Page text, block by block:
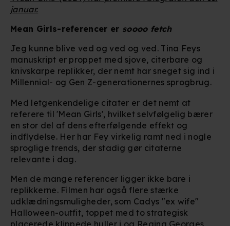
januar.
Mean Girls-referencer er soooo fetch
Jeg kunne blive ved og ved og ved. Tina Feys
manuskript er proppet med sjove, citerbare og
knivskarpe replikker, der nemt har sneget sig ind i
Millennial- og Gen Z-generationernes sprogbrug.
Med letgenkendelige citater er det nemt at
referere til 'Mean Girls', hvilket selvfølgelig bærer
en stor del af dens efterfølgende effekt og
indflydelse. Her har Fey virkelig ramt ned i nogle
sproglige trends, der stadig gør citaterne
relevante i dag.
Men de mange referencer ligger ikke bare i
replikkerne. Filmen har også flere stærke
udklædningsmuligheder, som Cadys "ex wife"
Halloween-outfit, toppet med to strategisk
placerede klippede huller i og Regina Georges